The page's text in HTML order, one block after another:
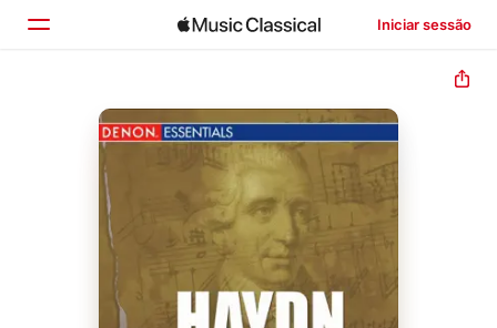
Iniciar sessão
Início
Buscar